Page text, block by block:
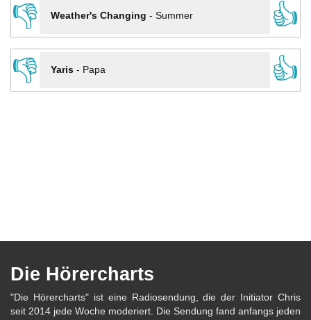
👎
Weather's Changing - Summer
👍
👎
Yaris- Papa 👍
Die Hörercharts
"Die Hörercharts" ist eine Radiosendung, die der Initiator Chris
seit 2014 jede Woche moderiert. Die Sendung fand anfangs jeden